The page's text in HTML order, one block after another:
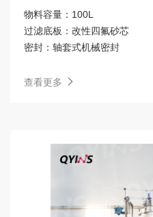
物料容量： 100L
过滤底板： 改性四氟砂芯
密封： 轴套式机械密封
查看更多